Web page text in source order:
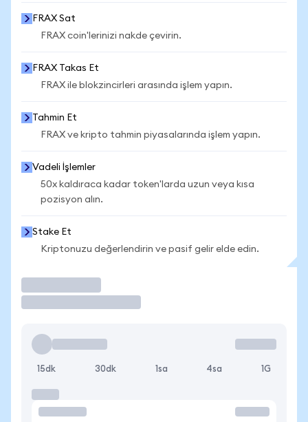
FRAX Sat
FRAX coin'lerinizi nakde çevirin.
FRAX Takas Et
FRAX ile blokzincirleri arasında işlem yapın.
Tahmin Et
FRAX ve kripto tahmin piyasalarında işlem yapın.
Vadeli İşlemler
50x kaldıraca kadar token'larda uzun veya kısa
pozisyon alın.
Stake Et
Kriptonuzu değerlendirin ve pasif gelir elde edin.
15dk 30dk 1sa 4sa 1G